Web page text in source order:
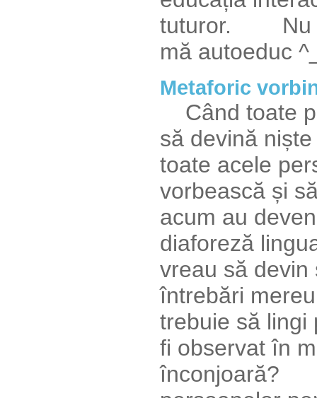
tuturor. Nu
mă autoeduc
Metaforic
Când toate
să devină
toate acele
vorbească și
acum au
diaforeză
vreau să devin
întrebări
trebuie să lingi
fi observat în
înconjoară?